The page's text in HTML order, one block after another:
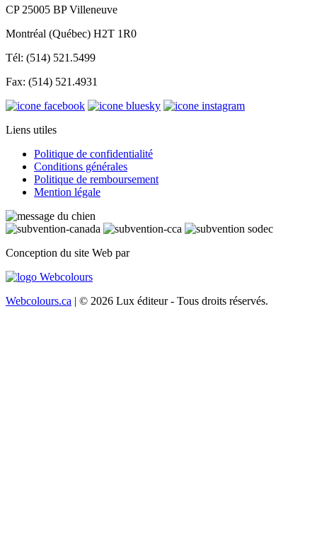
CP 25005 BP Villeneuve
Montréal (Québec) H2T 1R0
Tél: (514) 521.5499
Fax: (514) 521.4931
Liens utiles
Politique de confidentialité
Conditions générales
Politique de remboursement
Mention légale
Conception du site Web par
Webcolours.ca | © 2026 Lux éditeur - Tous droits réservés.